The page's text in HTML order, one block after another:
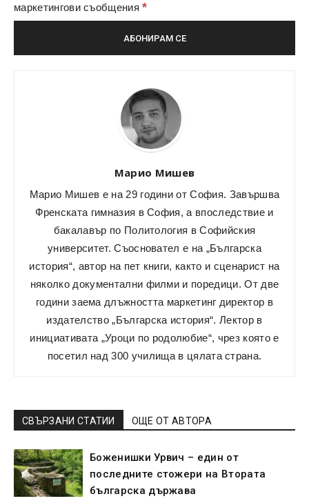
маркетингови съобщения*
Марио Мишев
Марио Мишев е на 29 години от София. Завършва
Френската гимназия в София, а впоследствие и
бакалавър по Политология в Софийския
университет. Съосновател е на „Българска
история“, автор на пет книги, както и сценарист на
няколко документални филми и поредици. От две
години заема длъжността маркетинг директор в
издателство „Българска история“. Лектор в
инициативата „Уроци по родолюбие“, чрез която е
посетил над 300 училища в цялата страна.
СВЪРЗАНИ СТАТИИ ОЩЕ ОТ АВТОРА
Боженишки Урвич – един от
последните стожери на Втората
българска държава